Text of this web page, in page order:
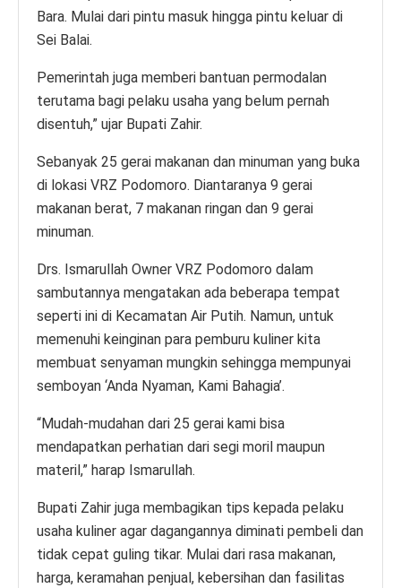
Bara. Mulai dari pintu masuk hingga pintu keluar di
Sei Balai.
Pemerintah juga memberi bantuan permodalan
terutama bagi pelaku usaha yang belum pernah
disentuh,” ujar Bupati Zahir.
Sebanyak 25 gerai makanan dan minuman yang buka
di lokasi VRZ Podomoro. Diantaranya 9 gerai
makanan berat, 7 makanan ringan dan 9 gerai
minuman.
Drs. Ismarullah Owner VRZ Podomoro dalam
sambutannya mengatakan ada beberapa tempat
seperti ini di Kecamatan Air Putih. Namun, untuk
memenuhi keinginan para pemburu kuliner kita
membuat senyaman mungkin sehingga mempunyai
semboyan ‘Anda Nyaman, Kami Bahagia’.
“Mudah-mudahan dari 25 gerai kami bisa
mendapatkan perhatian dari segi moril maupun
materil,” harap Ismarullah.
Bupati Zahir juga membagikan tips kepada pelaku
usaha kuliner agar dagangannya diminati pembeli dan
tidak cepat guling tikar. Mulai dari rasa makanan,
harga, keramahan penjual, kebersihan dan fasilitas